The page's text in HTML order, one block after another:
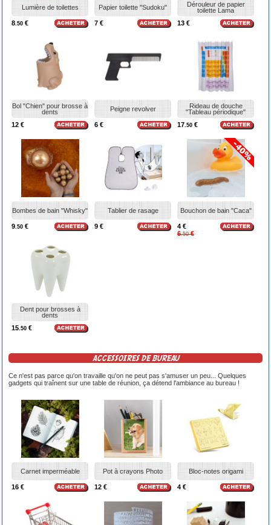
Lumière de toilettes
8.50 €
Papier toilette "Sudoku"
7 €
Dérouleur de papier
toilette Lama
13 €
Bol "Chien" pour brosse à
dents
12 €
Peigne revolver
6 €
Rideau de douche
"Tableau périodique"
17.50 €
Bombes de bain "Whisky"
9.50 €
Tablier de rasage
9 €
Bouchon de bain "Caca"
4 €
6.50€
Dent pour brosses à
dents
15.50 €
ACCESSOIRES DE BUREAU
Ce n'est pas parce qu'on travaille qu'on ne peut pas s'amuser un peu... Quelques
gadgets qui traînent sur une table de réunion, ça détend l'ambiance au bureau !
Carnet imperméable
16 €
Pot à crayons Photo
12 €
Bloc-notes origami
4 €